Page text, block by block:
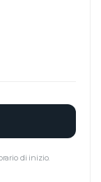
di inizio.